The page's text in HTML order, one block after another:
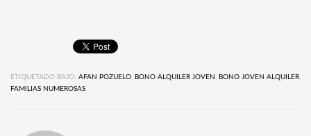
ETIQUETADO BAJO: AFAN POZUELO, BONO ALQUILER JOVEN , BONO JOVEN ALQUILER,
FAMILIAS NUMEROSAS